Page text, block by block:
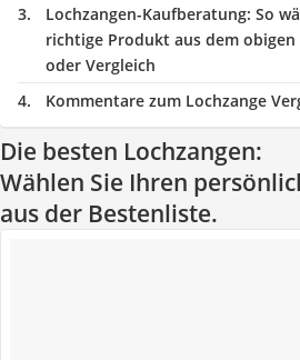
Lochzangen-Kaufberatung: So
richtige Produkt aus dem obigen
oder Vergleich
Kommentare zum Lochzange
Die besten Lochzangen:
Wählen Sie Ihren
aus der Bestenliste.